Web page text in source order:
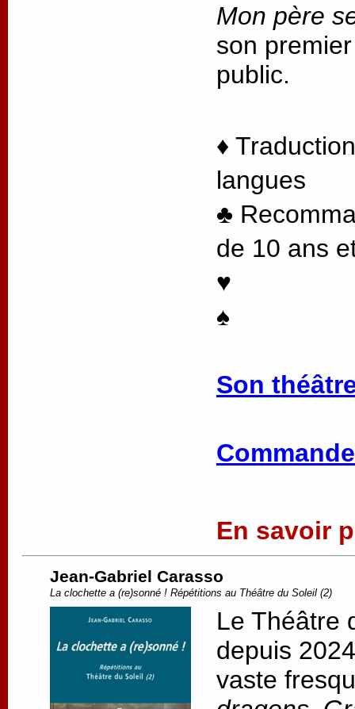
Mon père
son
public.
♦
langues
♣
de 10 ans
♥
♠
Son
En savoir
Jean-Gabriel Carasso
La clochette a (re)sonné ! Répétitions au Théâtre du Soleil (2)
Le Théâtre
depuis
vaste